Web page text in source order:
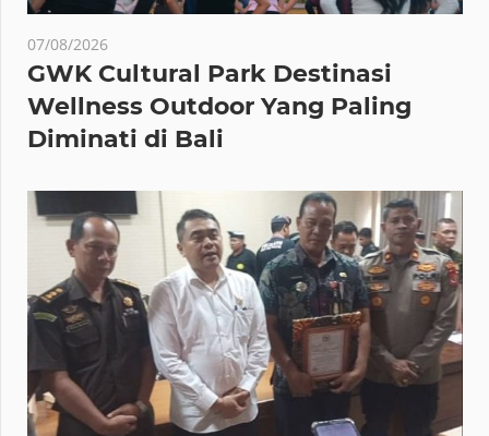
07/08/2026
GWK Cultural Park Destinasi
Wellness Outdoor Yang Paling
Diminati di Bali